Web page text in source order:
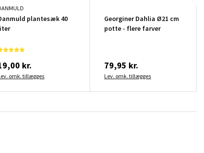
plantesæk 40
kr.
omk. tillægges
Georginer Dahlia Ø21 cm
potte - flere farver
79,95 kr.
Lev. omk. tillægges